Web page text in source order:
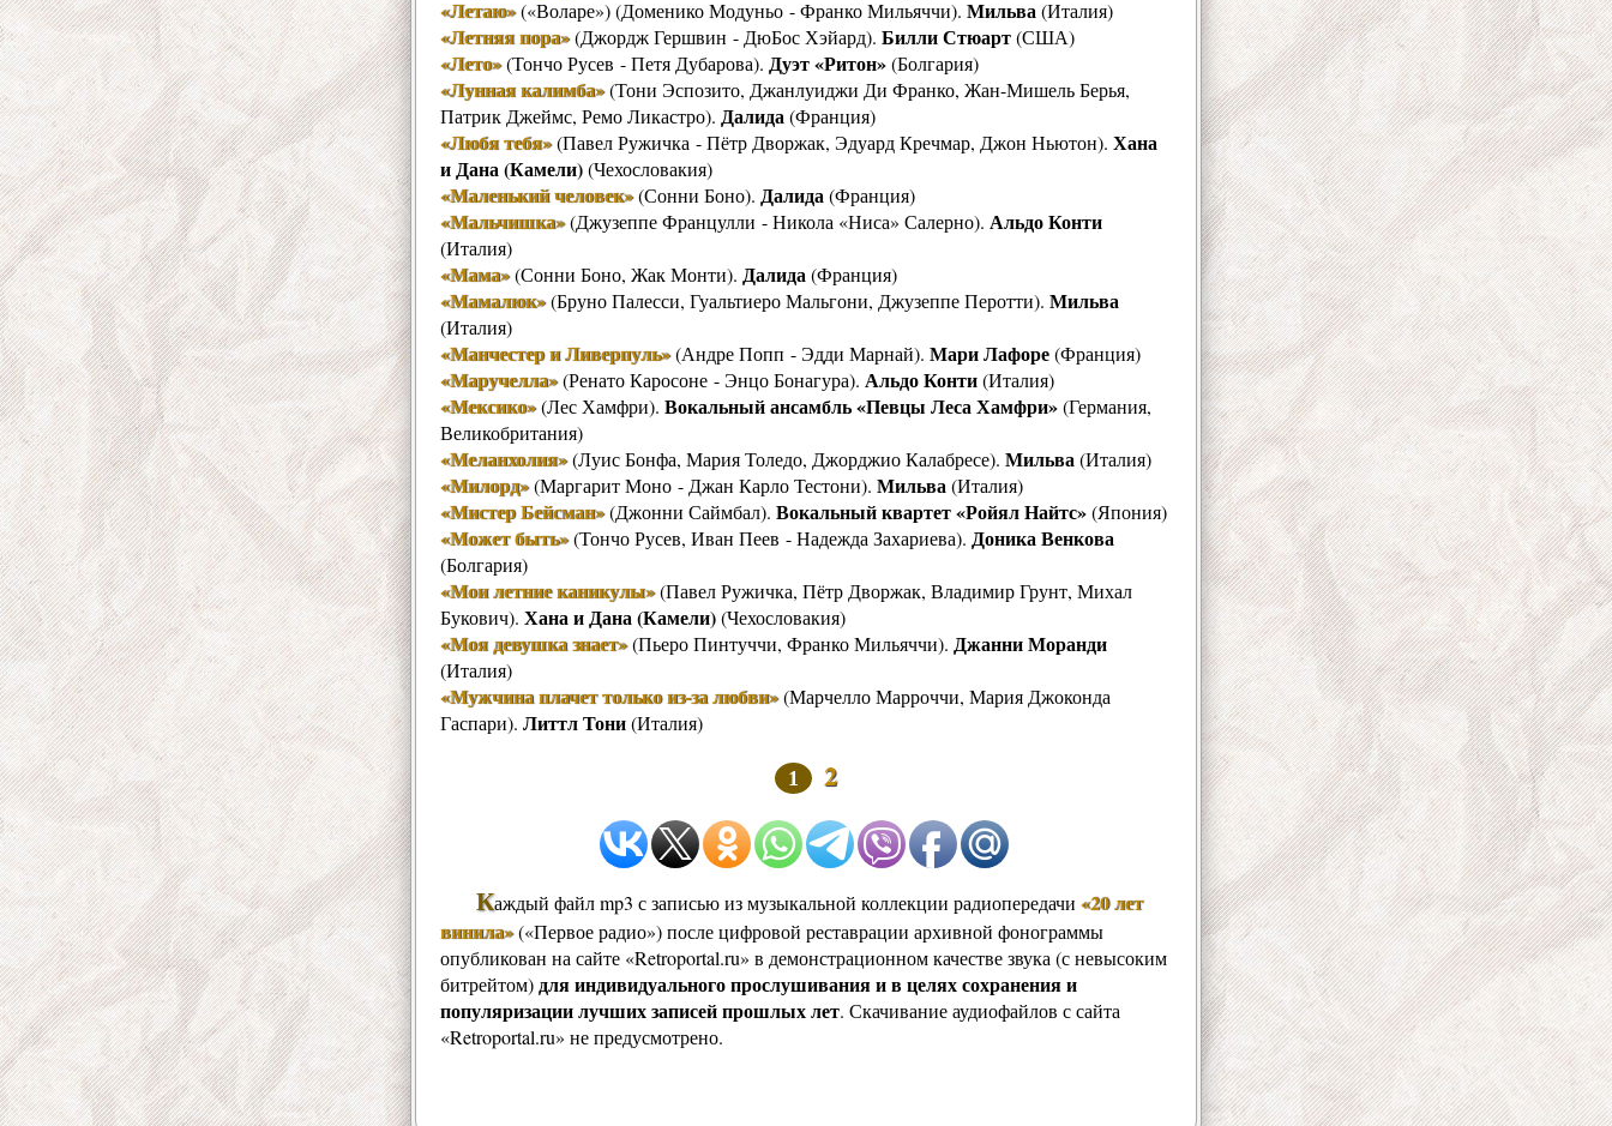
«Летаю»(«Воларе») (Доменико Модуньо - Франко Мильяччи). Мильва(Италия)
«Летняя пора»(Джордж Гершвин - ДюБос Хэйард). Билли Стюарт(США)
«Лето»(Тончо Русев - Петя Дубарова). Дуэт «Ритон»(Болгария)
«Лунная калимба»(Тони Эспозито, Джанлуиджи Ди Франко, Жан-Мишель Берья,
Патрик Джеймс, Ремо Ликастро). Далида(Франция)
«Любя тебя»(Павел Ружичка - Пётр Дворжак, Эдуард Кречмар, Джон Ньютон). Хана
и Дана (Камели)(Чехословакия)
«Маленький человек»(Сонни Боно). Далида(Франция)
«Мальчишка»(Джузеппе Францулли - Никола «Ниса» Салерно). Альдо Конти
(Италия)
«Мама»(Сонни Боно, Жак Монти). Далида(Франция)
«Мамалюк»(Бруно Палесси, Гуальтиеро Мальгони, Джузеппе Перотти). Мильва
(Италия)
«Манчестер и Ливерпуль»(Андре Попп - Эдди Марнай). Мари Лафоре(Франция)
«Маручелла»(Ренато Каросоне - Энцо Бонагура). Альдо Конти(Италия)
«Мексико»(Лес Хамфри). Вокальный ансамбль «Певцы Леса Хамфри»(Германия,
Великобритания)
«Меланхолия»(Луис Бонфа, Мария Толедо, Джорджио Калабресе). Мильва(Италия)
«Милорд»(Маргарит Моно - Джан Карло Тестони). Мильва(Италия)
«Мистер Бейсман»(Джонни Саймбал). Вокальный квартет «Ройял Найтс»(Япония)
«Может быть»(Тончо Русев, Иван Пеев - Надежда Захариева). Доника Венкова
(Болгария)
«Мои летние каникулы»(Павел Ружичка, Пётр Дворжак, Владимир Грунт, Михал
Букович). Хана и Дана (Камели)(Чехословакия)
«Моя девушка знает»(Пьеро Пинтуччи, Франко Мильяччи). Джанни Моранди
(Италия)
«Мужчина плачет только из-за любви»(Марчелло Марроччи, Мария Джоконда
Гаспари). Литтл Тони(Италия)
1 2
Каждый файл mp3 с записью из музыкальной коллекции радиопередачи «20 лет
винила»(«Первое радио») после цифровой реставрации архивной фонограммы
опубликован на сайте «Retroportal.ru» в демонстрационном качестве звука (с невысоким
битрейтом)для индивидуального прослушивания и в целях сохранения и
популяризации лучших записей прошлых лет. Скачивание аудиофайлов с сайта
«Retroportal.ru» не предусмотрено.